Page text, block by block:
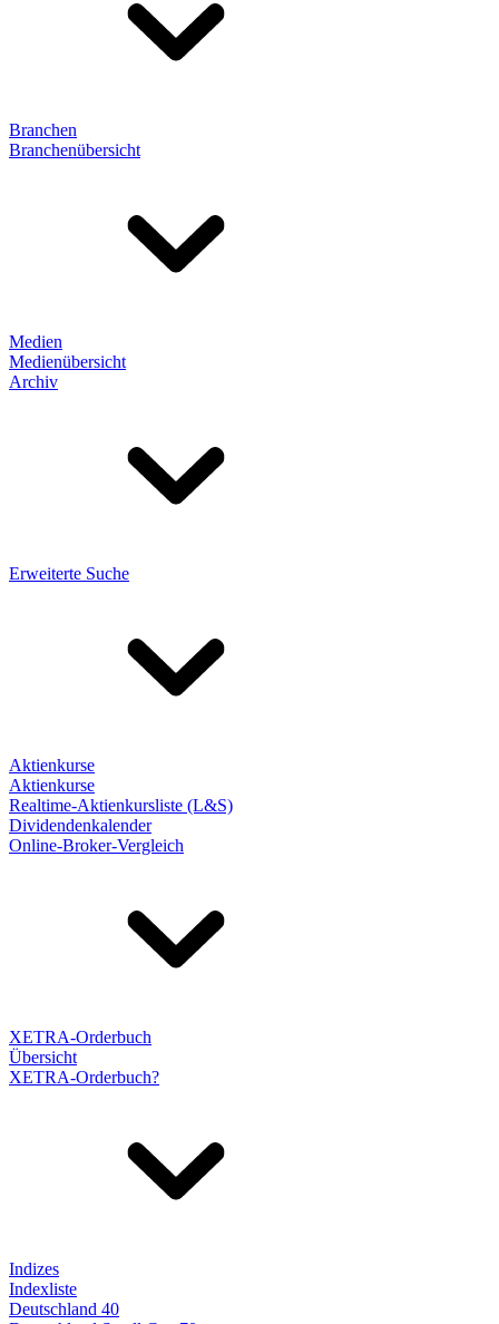
Branchen
Branchenübersicht
Medien
Medienübersicht
Archiv
Erweiterte Suche
Aktienkurse
Aktienkurse
Realtime-Aktienkursliste (L&S)
Dividendenkalender
Online-Broker-Vergleich
XETRA-Orderbuch
Übersicht
XETRA-Orderbuch?
Indizes
Indexliste
Deutschland 40